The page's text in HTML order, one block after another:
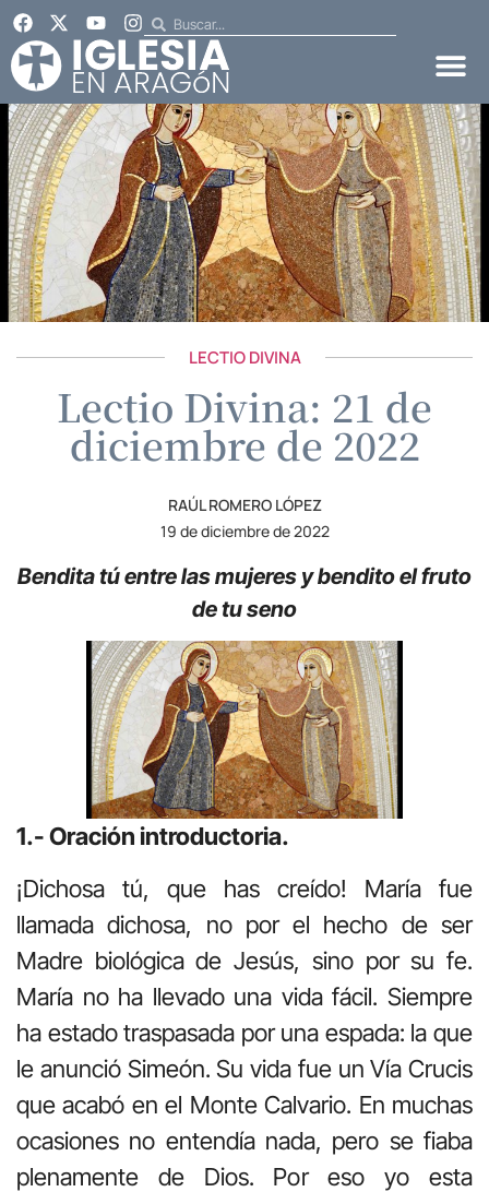
LECTIO DIVINA
Lectio Divina: 21 de
diciembre de 2022
RAÚL ROMERO LÓPEZ
19 de diciembre de 2022
Bendita tú entre las mujeres y bendito el fruto
de tu seno
1.- Oración introductoria.
¡Dichosa tú, que has creído! María fue
llamada dichosa, no por el hecho de ser
Madre biológica de Jesús, sino por su fe.
María no ha llevado una vida fácil. Siempre
ha estado traspasada por una espada: la que
le anunció Simeón. Su vida fue un Vía Crucis
que acabó en el Monte Calvario. En muchas
ocasiones no entendía nada, pero se fiaba
plenamente de Dios. Por eso yo esta